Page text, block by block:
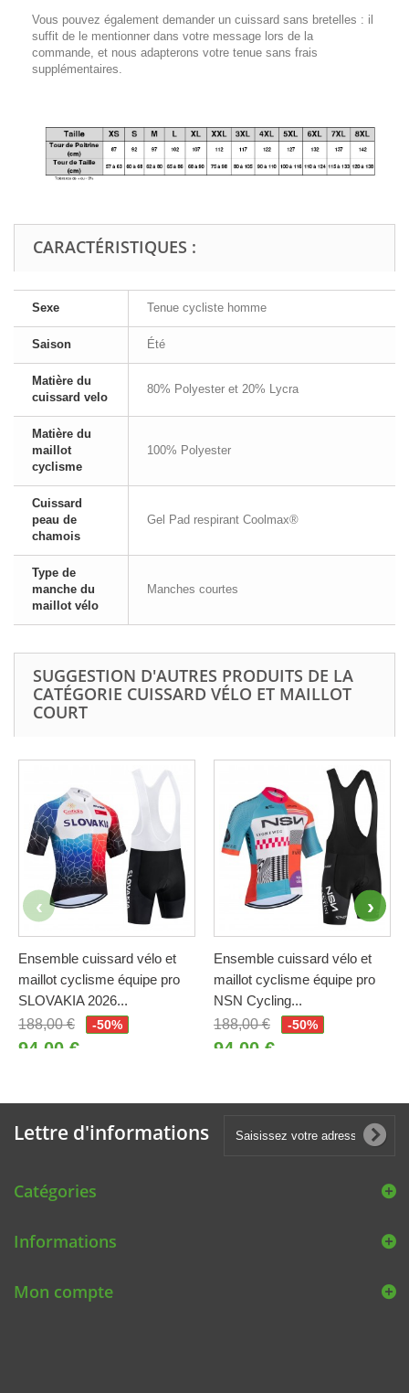
Vous pouvez également demander un cuissard sans bretelles : il
suffit de le mentionner dans votre message lors de la
commande, et nous adapterons votre tenue sans frais
supplémentaires.
CARACTÉRISTIQUES :
Sexe Tenue cycliste homme
Saison Été
Matière du
cuissard velo
80% Polyester et 20% Lycra
Matière du
maillot
cyclisme
100% Polyester
Cuissard
peau de
chamois
Gel Pad respirant Coolmax®
Type de
manche du
maillot vélo
Manches courtes
SUGGESTION D'AUTRES PRODUITS DE LA
CATÉGORIE CUISSARD VÉLO ET MAILLOT
COURT
Ensemble cuissard vélo et
maillot cyclisme équipe pro
SLOVAKIA 2026...
188,00 €
-50%
94,00 €
Ensemble cuissard vélo et
maillot cyclisme équipe pro
NSN Cycling...
188,00 €
-50%
94,00 €
Lettre d'informations
Catégories
Informations
Mon compte